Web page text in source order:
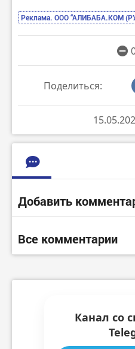
Реклама. ООО “АЛИБАБА.КОМ
Поделиться:
Добавить
Все комментарии
Канал со